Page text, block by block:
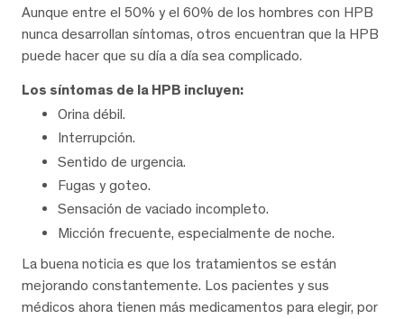
Aunque entre el 50% y el 60% de los hombres con HPB
nunca desarrollan síntomas, otros encuentran que la HPB
puede hacer que su día a día sea complicado.
Los síntomas de la HPB incluyen:
Orina débil.
Interrupción.
Sentido de urgencia.
Fugas y goteo.
Sensación de vaciado incompleto.
Micción frecuente, especialmente de noche.
La buena noticia es que los tratamientos se están
mejorando constantemente. Los pacientes y sus
médicos ahora tienen más medicamentos para elegir, por